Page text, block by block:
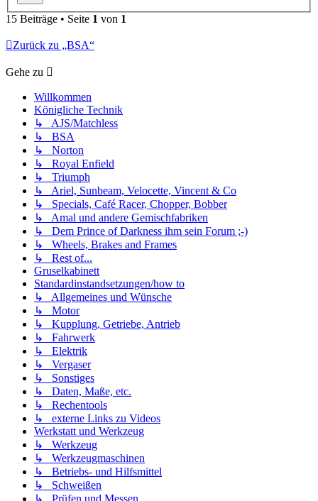
15 Beiträge • Seite 1 von 1
Zurück zu „BSA“
Gehe zu
Willkommen
Königliche Technik
↳ AJS/Matchless
↳ BSA
↳ Norton
↳ Royal Enfield
↳ Triumph
↳ Ariel, Sunbeam, Velocette, Vincent & Co
↳ Specials, Café Racer, Chopper, Bobber
↳ Amal und andere Gemischfabriken
↳ Dem Prince of Darkness ihm sein Forum ;-)
↳ Wheels, Brakes and Frames
↳ Rest of...
Gruselkabinett
Standardinstandsetzungen/how to
↳ Allgemeines und Wünsche
↳ Motor
↳ Kupplung, Getriebe, Antrieb
↳ Fahrwerk
↳ Elektrik
↳ Vergaser
↳ Sonstiges
↳ Daten, Maße, etc.
↳ Rechentools
↳ externe Links zu Videos
Werkstatt und Werkzeug
↳ Werkzeug
↳ Werkzeugmaschinen
↳ Betriebs- und Hilfsmittel
↳ Schweißen
↳ Prüfen und Messen